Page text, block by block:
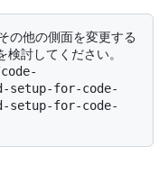
討してください。
setup-for-code-
setup-for-code-